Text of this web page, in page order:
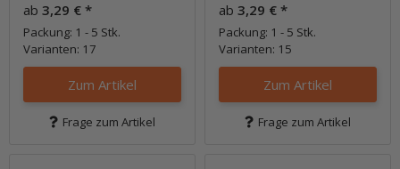
ab 3,29 € *
Packung: 1 - 5 Stk.
Varianten: 17
Zum Artikel
Frage zum Artikel
ab 3,29 € *
Packung: 1 - 5 Stk.
Varianten: 15
Zum Artikel
Frage zum Artikel